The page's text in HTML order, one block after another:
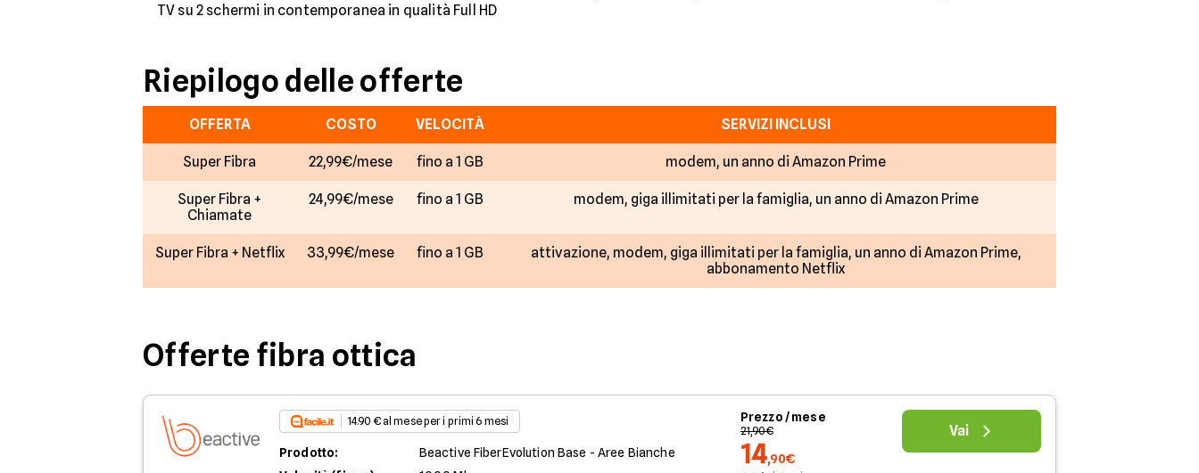
TV su 2 schermi in contemporanea in qualità Full HD
Riepilogo delle offerte
OFFERTA COSTO VELOCITÀ SERVIZI INCLUSI
Super Fibra 22,99€/mese fino a 1 GB modem, un anno di Amazon Prime
Super Fibra +
Chiamate
24,99€/mese fino a 1 GB modem, giga illimitati per la famiglia, un anno di Amazon Prime
Super Fibra + Netflix 33,99€/mese fino a 1 GB
attivazione, modem, giga illimitati per la famiglia, un anno di Amazon Prime,
abbonamento Netflix
Offerte fibra ottica
14.90 € al mese per i primi 6 mesi
Prodotto:
Beactive FiberEvolution Base - Aree Bianche
Prezzo / mese
21,90€
14,90€
Vai